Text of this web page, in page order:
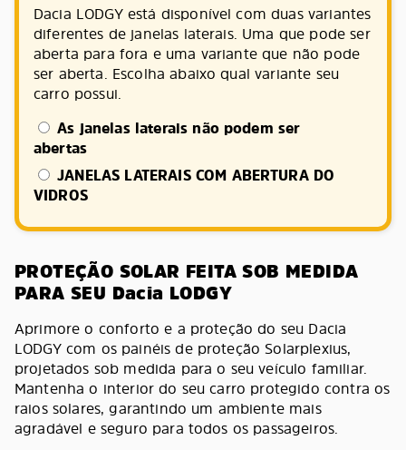
Dacia LODGY está disponível com duas variantes
diferentes de janelas laterais. Uma que pode ser
aberta para fora e uma variante que não pode
ser aberta. Escolha abaixo qual variante seu
carro possui.
As janelas laterais não podem ser
abertas
JANELAS LATERAIS COM ABERTURA DO
VIDROS
PROTEÇÃO SOLAR FEITA SOB MEDIDA
PARA SEU Dacia LODGY
Aprimore o conforto e a proteção do seu Dacia
LODGY com os painéis de proteção Solarplexius,
projetados sob medida para o seu veículo familiar.
Mantenha o interior do seu carro protegido contra os
raios solares, garantindo um ambiente mais
agradável e seguro para todos os passageiros.